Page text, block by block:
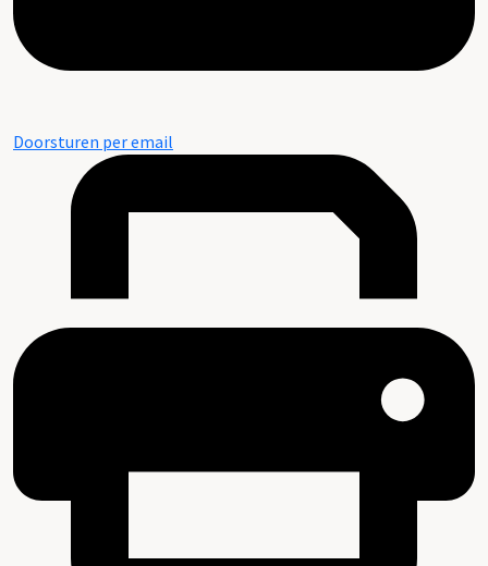
Doorsturen per email